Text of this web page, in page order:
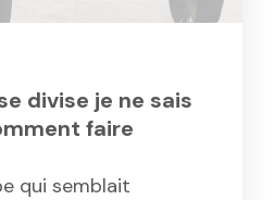
divise je ne sais
faire
qui semblait